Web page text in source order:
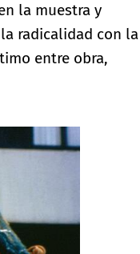
la muestra y
radicalidad con la
entre obra,